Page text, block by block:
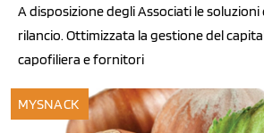
A disposizione degli Associati le soluzioni
rilancio. Ottimizzata la gestione del
capofiliera e fornitori
MYSNACK